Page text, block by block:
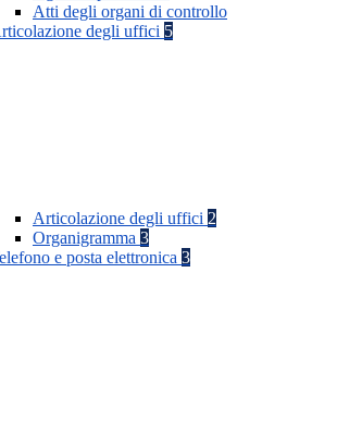
Atti degli organi di controllo
degli uffici 5
Articolazione degli uffici 2
Organigramma 3
e posta elettronica 3